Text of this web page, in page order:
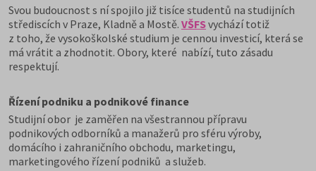
Svou budoucnost s ní spojilo již tisíce studentů na studijních
střediscích v Praze, Kladně a Mostě. VŠFSvychází totiž
z toho, že vysokoškolské studium je cennou investicí, která se
má vrátit a zhodnotit. Obory, které nabízí, tuto zásadu
respektují.
Řízení podniku a podnikové finance
Studijní obor je zaměřen na všestrannou přípravu
podnikových odborníků a manažerů pro sféru výroby,
domácího i zahraničního obchodu, marketingu,
marketingového řízení podniků a služeb.